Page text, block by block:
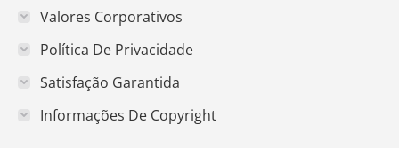
Valores Corporativos
Política De Privacidade
Satisfação Garantida
Informações De Copyright